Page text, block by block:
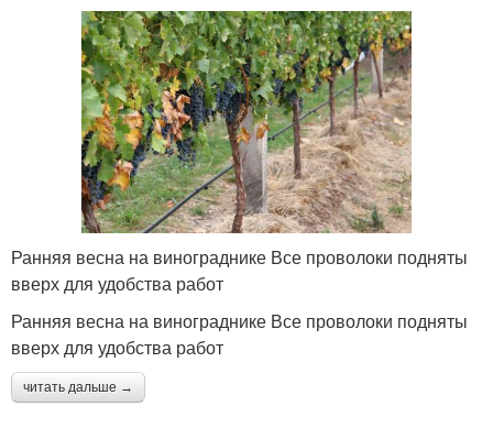
Ранняя весна на винограднике Все проволоки подняты
вверх для удобства работ
Ранняя весна на винограднике Все проволоки подняты
вверх для удобства работ
читать дальше →